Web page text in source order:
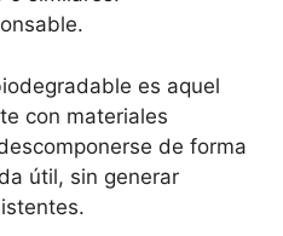
es aquel
con materiales
de forma
útil, sin generar